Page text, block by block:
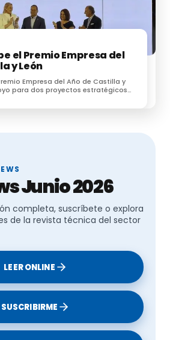
el Premio Empresa del
y León
Empresa del Año de Castilla y
para dos proyectos estratégicos
Junio 2026
completa, suscríbete o explora
de la revista técnica del sector
LEER ONLINE
SUSCRIBIRME